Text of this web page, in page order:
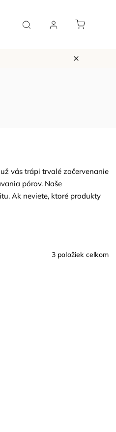
a podcast Kontakt
vás trápi trvalé začervenanie
pórov. Naše
Ak neviete, ktoré produkty
3položiek celkom